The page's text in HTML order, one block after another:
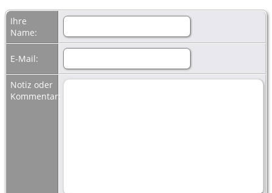
Ihre
Name:
E-Mail:
Notiz oder
Kommentar: